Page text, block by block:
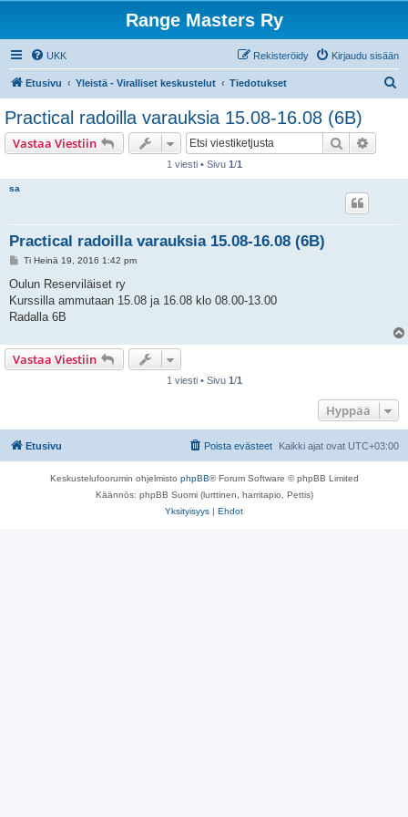
Range Masters Ry
UKK Kirjaudu sisään
Rekisteröidy
Etusivu Yleistä - Viralliset keskustelut Tiedotukset
Practical radoilla varauksia 15.08-16.08 (6B)
Vastaa Viestiin Etsi
1 viesti • Sivu 1/1
sa
Practical radoilla varauksia 15.08-16.08 (6B)
V
e
t
i
Ti Heinä 19, 2016 1:42 pm
Oulun Reserviläiset ry
Kurssilla ammutaan 15.08 ja 16.08 klo 08.00-13.00
Radalla 6B
Vastaa Viestiin
1 viesti • Sivu 1/1
Hyppää
Etusivu Kaikki ajat ovat UTC+03:00
Poista evästeet
Keskustelufoorumin ohjelmisto phpBB® Forum Software © phpBB Limited
Käännös: phpBB Suomi (lurttinen, harritapio, Pettis)
Yksityisyys | Ehdot